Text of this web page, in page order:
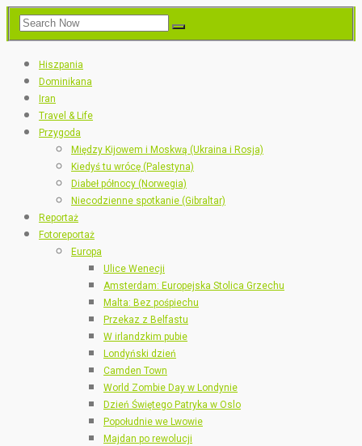
Hiszpania
Dominikana
Iran
Travel & Life
Przygoda
Między Kijowem i Moskwą (Ukraina i Rosja)
Kiedyś tu wrócę (Palestyna)
Diabeł północy (Norwegia)
Niecodzienne spotkanie (Gibraltar)
Reportaż
Fotoreportaż
Europa
Ulice Wenecji
Amsterdam: Europejska Stolica Grzechu
Malta: Bez pośpiechu
Przekaz z Belfastu
W irlandzkim pubie
Londyński dzień
Camden Town
World Zombie Day w Londynie
Dzień Świętego Patryka w Oslo
Popołudnie we Lwowie
Majdan po rewolucji